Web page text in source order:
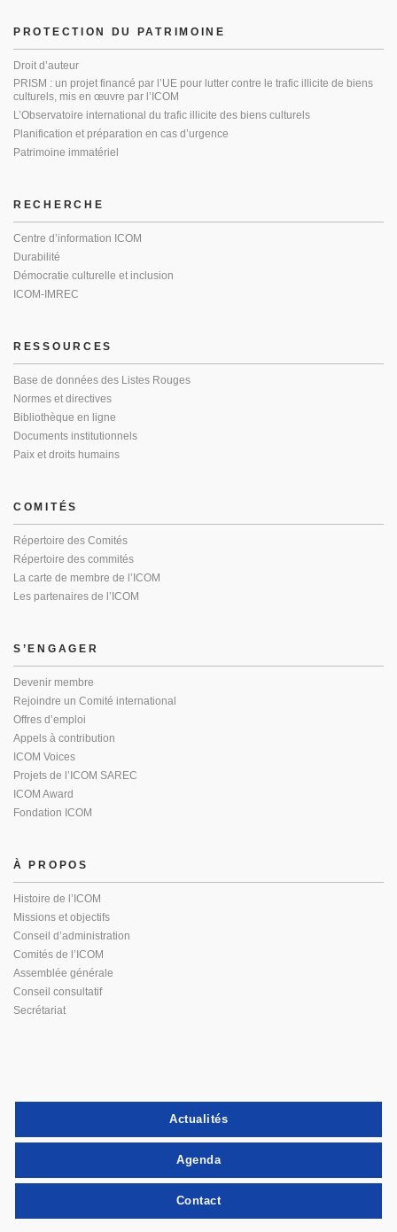
PROTECTION DU PATRIMOINE
Droit d’auteur
PRISM : un projet financé par l’UE pour lutter contre le trafic illicite de biens
culturels, mis en œuvre par l’ICOM
L’Observatoire international du trafic illicite des biens culturels
Planification et préparation en cas d’urgence
Patrimoine immatériel
RECHERCHE
Centre d’information ICOM
Durabilité
Démocratie culturelle et inclusion
ICOM-IMREC
RESSOURCES
Base de données des Listes Rouges
Normes et directives
Bibliothèque en ligne
Documents institutionnels
Paix et droits humains
COMITÉS
Répertoire des Comités
Répertoire des commités
La carte de membre de l’ICOM
Les partenaires de l’ICOM
S’ENGAGER
Devenir membre
Rejoindre un Comité international
Offres d’emploi
Appels à contribution
ICOM Voices
Projets de l’ICOM SAREC
ICOM Award
Fondation ICOM
À PROPOS
Histoire de l’ICOM
Missions et objectifs
Conseil d’administration
Comités de l’ICOM
Assemblée générale
Conseil consultatif
Secrétariat
Actualités
Agenda
Contact